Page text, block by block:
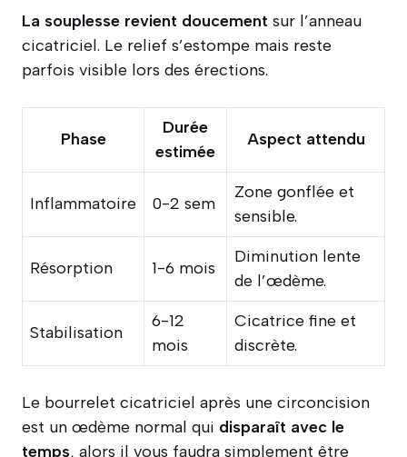
La souplesse revient doucement sur l’anneau
cicatriciel. Le relief s’estompe mais reste
parfois visible lors des érections.
Phase
Durée
estimée
Aspect attendu
Inflammatoire 0-2 sem
Zone gonflée et
sensible.
Résorption 1-6 mois
Diminution lente
de l’œdème.
Stabilisation
6-12
mois
Cicatrice fine et
discrète.
Le bourrelet cicatriciel après une circoncision
est un œdème normal qui disparaît avec le
temps, alors il vous faudra simplement être